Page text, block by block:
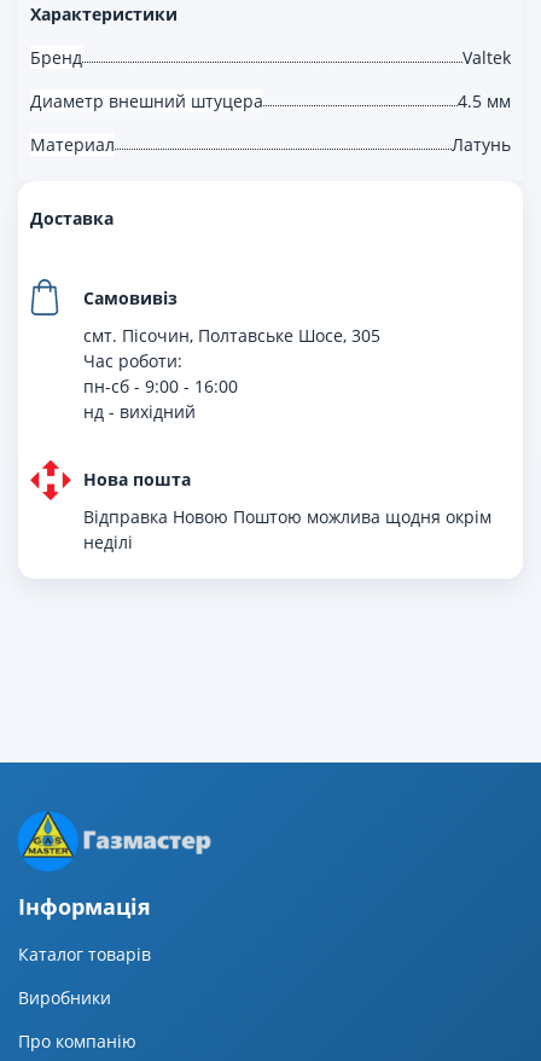
Характеристики
Бренд
Valtek
Диаметр внешний штуцера
4.5 мм
Материал
Латунь
Доставка
Самовивіз
смт. Пісочин, Полтавське Шосе, 305
Час роботи:
пн-сб - 9:00 - 16:00
нд - вихiдний
Нова пошта
Відправка Новою Поштою можлива щодня окрім
неділі
Iнформацiя
Каталог товарів
Виробники
Про компанію